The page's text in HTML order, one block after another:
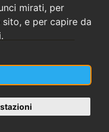
mirati, per
e per capire da